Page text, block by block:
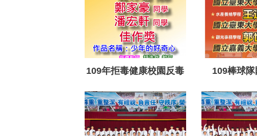
109年拒毒健康校園反毒
微電影競賽佳作1090420
109棒球